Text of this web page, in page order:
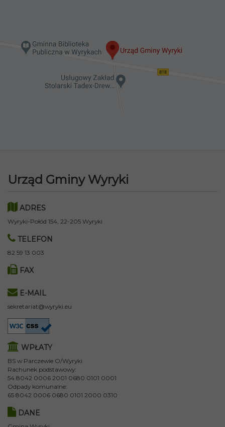
Urząd Gminy Wyryki
ADRES
Wyryki-Połód 154, 22-205 Wyryki
TELEFON
82 59 13 003
FAX
E-MAIL
sekretariat@wyryki.eu
WPŁATY
BS w Parczewie O/Wyryki
Rachunek podstawowy:
54 8042 0006 2001 0680 0101 0001
Odpady komunalne:
65 8042 0006 0680 0101 2000 0310
DANE